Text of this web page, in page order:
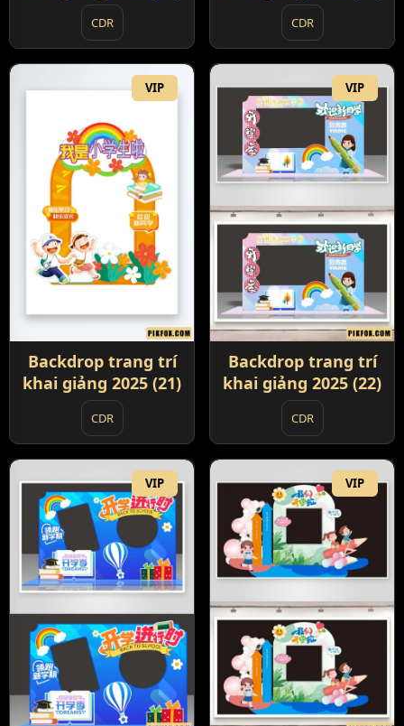
CDR CDR
VIP
Backdrop trang trí
khai giảng 2025 (21)
CDR
VIP
Backdrop trang trí
khai giảng 2025 (22)
CDR
VIP VIP